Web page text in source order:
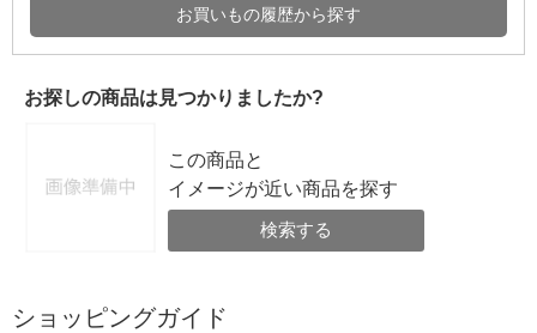
お買いもの履歴から探す
お探しの商品は見つかりましたか?
この商品と
イメージが近い商品を探す
検索する
ショッピングガイド